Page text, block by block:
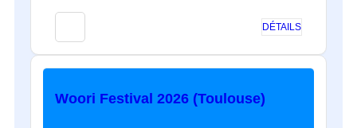
DÉTAILS
Woori Festival 2026 (Toulouse)